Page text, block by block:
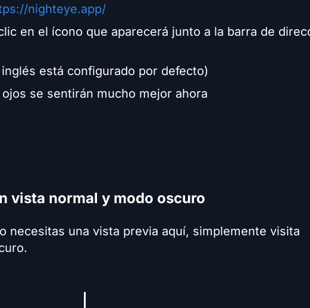
nighteye.app/
en el ícono que aparecerá junto a la barra de
está configurado por defecto)
se sentirán mucho mejor ahora
vista normal y modo oscuro
necesitas una vista previa aquí, simplemente visita